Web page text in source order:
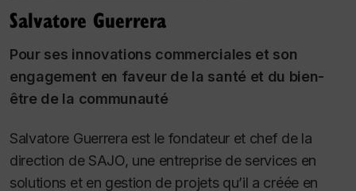
Salvatore Guerrera
Pour ses innovations commerciales et son
engagement en faveur de la santé et du bien-
être de la communauté
Salvatore Guerrera est le fondateur et chef de la
direction de SAJO, une entreprise de services en
solutions et en gestion de projets qu’il a créée en